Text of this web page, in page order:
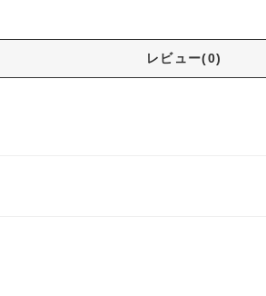
レビュー(0)